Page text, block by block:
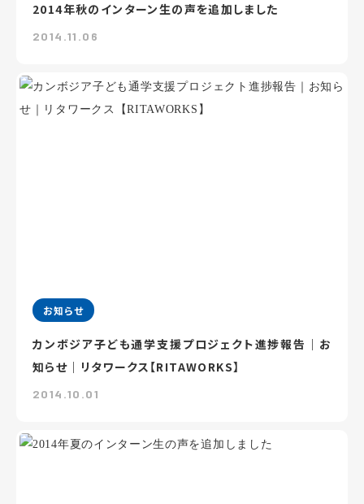
2014年秋のインターン生の声を追加しました
2014.11.06
お知らせ
カンボジア子ども通学支援プロジェクト進捗報告｜お
知らせ｜リタワークス【RITAWORKS】
2014.10.01